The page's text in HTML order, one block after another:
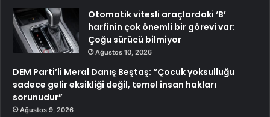
Otomatik vitesli araçlardaki ‘B’
harfinin çok önemli bir görevi var:
Çoğu sürücü bilmiyor
Ağustos 10, 2026
DEM Parti’li Meral Danış Beştaş: “Çocuk yoksulluğu
sadece gelir eksikliği değil, temel insan hakları
sorunudur”
Ağustos 9, 2026